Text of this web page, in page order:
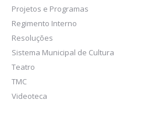
Projetos e Programas
Regimento Interno
Resoluções
Sistema Municipal de Cultura
Teatro
TMC
Videoteca